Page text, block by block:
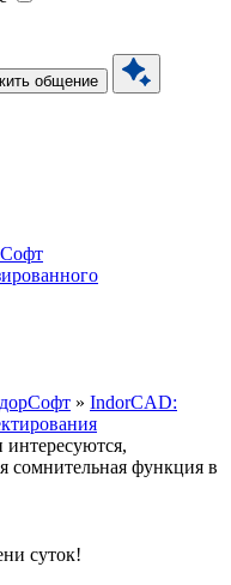
общение
» IndorCAD:
интересуются,
сомнительная функция в
суток!